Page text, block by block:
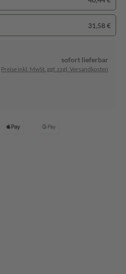
31,58 €
sofort lieferbar
Preise inkl. MwSt. ggf. zzgl. Versandkosten